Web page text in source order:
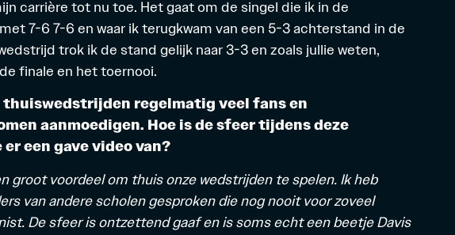
carrière tot nu toe. Het gaat om de singel die ik in de
7-6 7-6 en waar ik terugkwam van een 5-3 achterstand in de
trok ik de stand gelijk naar 3-3 en zoals jullie weten,
finale en het toernooi.
regelmatig veel fans en
aanmoedigen. Hoe is de sfeer tijdens deze
een gave video van?
groot voordeel om thuis onze wedstrijden te spelen. Ik heb
van andere scholen gesproken die nog nooit voor zoveel
De sfeer is ontzettend gaaf en is soms echt een beetje Davis